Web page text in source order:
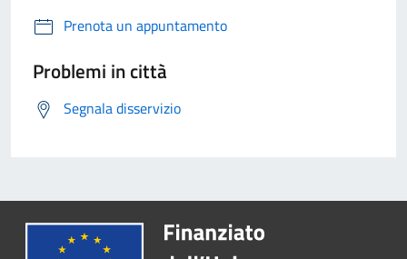
Prenota un appuntamento
Problemi in città
Segnala disservizio